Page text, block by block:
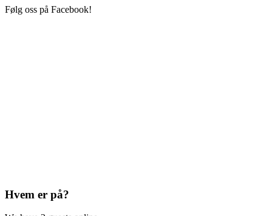
Følg oss på Facebook!
Hvem er på?